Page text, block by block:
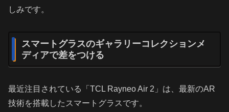
しみです。
スマートグラスのギャラリーコレクションメ
ディアで差をつける
最近注目されている「TCL Rayneo Air 2」は、最新のAR
技術を搭載したスマートグラスです。